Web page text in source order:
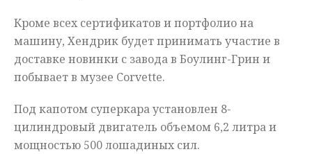
Кроме всех сертификатов и портфолио на
машину, Хендрик будет принимать участие в
доставке новинки с завода в Боулинг-Грин и
побывает в музее Corvette.
Под капотом суперкара установлен 8-
цилиндровый двигатель объемом 6,2 литра и
мощностью 500 лошадиных сил.